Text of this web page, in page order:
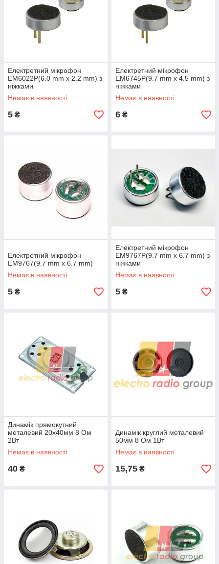
Електретний мікрофон
EM6022P(6.0 mm x 2.2 mm) з
ніжками
Немає в наявності
5 ₴
Електретний мікрофон
EM6745P(9.7 mm x 4.5 mm) з
ніжками
Немає в наявності
6 ₴
Електретний мікрофон
EM9767(9.7 mm x 6.7 mm)
Немає в наявності
5 ₴
Електретний мікрофон
EM9767P(9.7 mm x 6.7 mm) з
ніжками
Немає в наявності
5 ₴
Динамік прямокутний
металевий 20х40мм 8 Ом
2Вт
Немає в наявності
40 ₴
Динамік круглий металевий
50мм 8 Ом 1Вт
Немає в наявності
15,75 ₴